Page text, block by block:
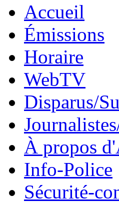
Accueil
Émissions
Horaire
WebTV
Disparus/
À propos
Info-Police
Sécurité-